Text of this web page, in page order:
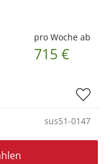
pro Woche ab
715 €
sus51-0147